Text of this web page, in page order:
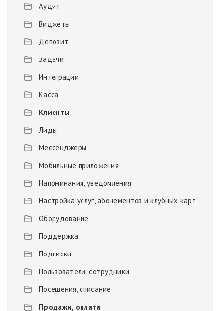
Аудит
Виджеты
Депозит
Задачи
Интеграции
Касса
Клиенты
Лиды
Мессенджеры
Мобильные приложения
Напоминания, уведомления
Настройка услуг, абонементов и клубных карт
Оборудование
Поддержка
Подписки
Пользователи, сотрудники
Посещения, списание
Продажи, оплата